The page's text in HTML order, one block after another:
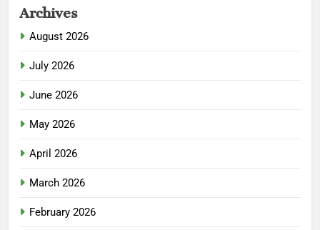
Archives
August 2026
July 2026
June 2026
May 2026
April 2026
March 2026
February 2026